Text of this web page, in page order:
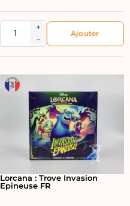
+
−
Lorcana : Trove Invasion
Epineuse FR